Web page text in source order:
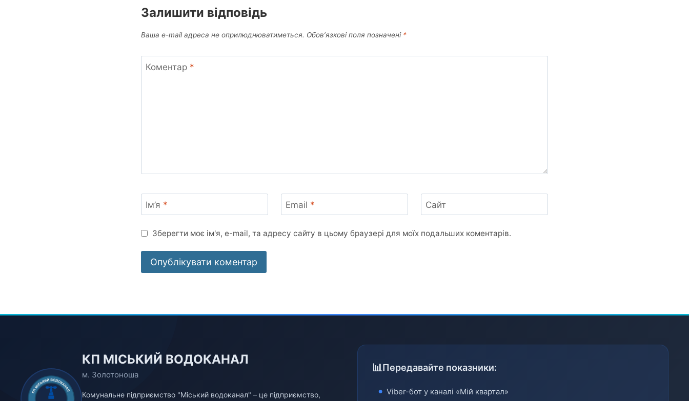
Залишити відповідь
Ваша e-mail адреса не оприлюднюватиметься. Обов’язкові поля позначені *
Коментар *
Ім’я * Email * Сайт
Зберегти моє ім'я, e-mail, та адресу сайту в цьому браузері для моїх подальших коментарів.
КП МІСЬКИЙ ВОДОКАНАЛ
м. Золотоноша
Комунальне підприємство "Міський водоканал" – це підприємство,
Передавайте показники:
Viber-бот у каналі «Мій квартал»